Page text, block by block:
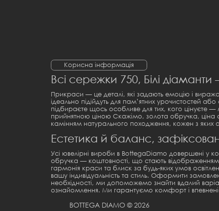
Корисна інформація
Всі сережки 750, Білі
Прикраси — це деталі, які задають емоцію і
ідеально підійдуть для пам’ятних урочистостей
підбираєте щось особливе для тих, кого цінуєте
прийнятною ціною Скажімо, золота обручка, ціна
камінням натурального походження, кожен з
Естетика й баланс,
Усі ювелірні вироби в BottegaDiamo довершені у
обручка — коштовності, що стають
гармонія краси та блиск за будь-яких умов
вашу індивідуальність та стиль. Оформити
необхідності, ми допоможемо знайти вдалий
ознайомлення. Ми гарантуємо комфорт і
BOTTEGA DIAMO © 2026